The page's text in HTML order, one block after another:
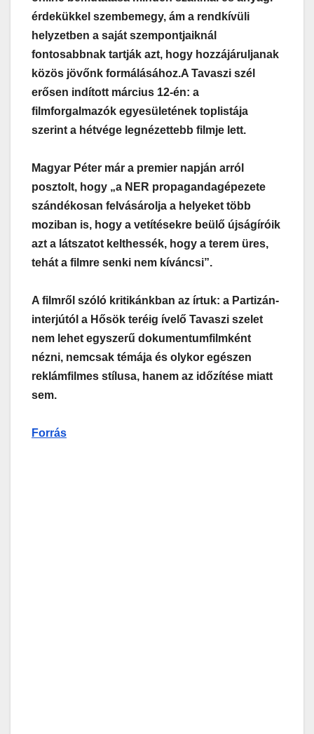
érdekükkel szembemegy, ám a rendkívüli
helyzetben a saját szempontjaiknál
fontosabbnak tartják azt, hogy hozzájáruljanak
közös jövőnk formálásához.A Tavaszi szél
erősen indított március 12-én: a
filmforgalmazók egyesületének toplistája
szerint a hétvége legnézettebb filmje lett.
Magyar Péter már a premier napján arról
posztolt, hogy „a NER propagandagépezete
szándékosan felvásárolja a helyeket több
moziban is, hogy a vetítésekre beülő újságíróik
azt a látszatot kelthessék, hogy a terem üres,
tehát a filmre senki nem kíváncsi”.
A filmről szóló kritikánkban az írtuk: a Partizán-
interjútól a Hősök teréig ívelő Tavaszi szelet
nem lehet egyszerű dokumentumfilmként
nézni, nemcsak témája és olykor egészen
reklámfilmes stílusa, hanem az időzítése miatt
sem.
Forrás